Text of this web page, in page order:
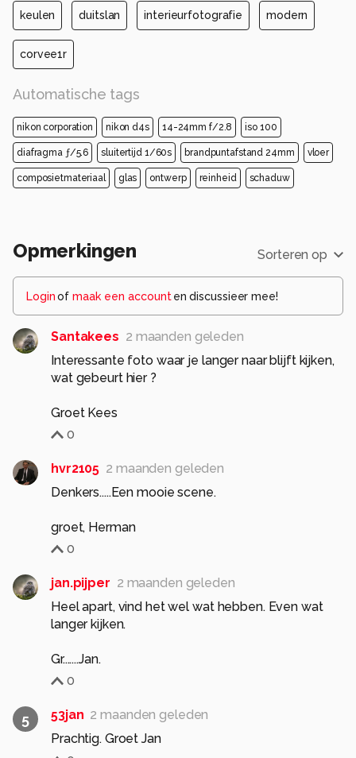
keulen duitslan interieurfotografie modern
corvee1r
Automatische tags
nikon corporation nikon d4s 14-24mm f/2.8 iso 100
diafragma ƒ/5.6 sluitertijd 1/60s brandpuntafstand 24mm vloer
composietmateriaal glas ontwerp reinheid schaduw
Opmerkingen Sorteren op
Loginof maak een account en discussieer mee!
Santakees 2 maanden geleden
Interessante foto waar je langer naar blijft kijken,
wat gebeurt hier ?
Groet Kees
0
hvr2105 2 maanden geleden
Denkers.....Een mooie scene.
groet, Herman
0
jan.pijper 2 maanden geleden
Heel apart, vind het wel wat hebben. Even wat
langer kijken.
Gr.......Jan.
0
5 53jan 2 maanden geleden
Prachtig. Groet Jan